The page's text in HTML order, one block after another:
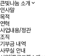
큰빛나눔 소개
인사말
목적
연혁
사업내용/정관
조직
기부금 내역
사무실 안내